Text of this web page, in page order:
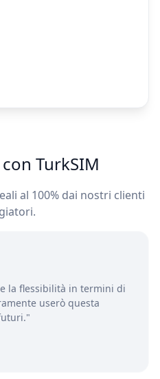
TurkSIM
al 100% dai nostri clienti
la flessibilità in termini di
userò questa